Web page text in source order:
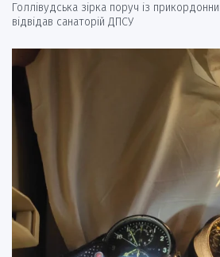
Голлівудська зірка поруч із
відвідав санаторій ДПСУ